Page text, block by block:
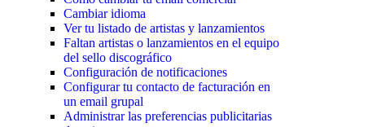
Cambiar idioma
Ver tu listado de artistas y lanzamientos
Faltan artistas o lanzamientos en el equipo
del sello discográfico
Configuración de notificaciones
Configurar tu contacto de facturación en
un email grupal
Administrar las preferencias publicitarias